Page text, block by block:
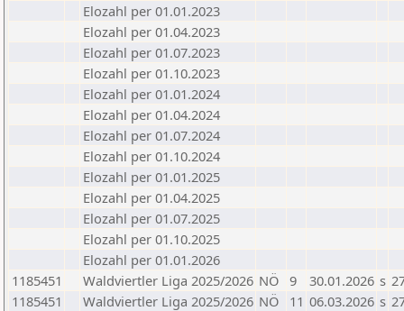
Elozahl per 01.01.2023
Elozahl per 01.04.2023
Elozahl per 01.07.2023
Elozahl per 01.10.2023
Elozahl per 01.01.2024
Elozahl per 01.04.2024
Elozahl per 01.07.2024
Elozahl per 01.10.2024
Elozahl per 01.01.2025
Elozahl per 01.04.2025
Elozahl per 01.07.2025
Elozahl per 01.10.2025
Elozahl per 01.01.2026
1185451
Waldviertler Liga 2025/2026 NÖ 9 30.01.2026 s
1185451
Waldviertler Liga 2025/2026 NÖ 11 06.03.2026 s